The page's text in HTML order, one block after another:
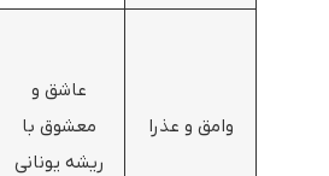
وامق و عذرا
عاشق و
معشوق با
ریشه یونانی